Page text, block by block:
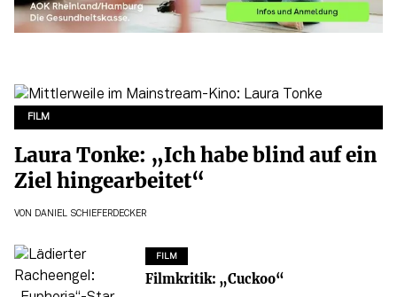
FILM
Laura Tonke: „Ich habe blind auf ein
Ziel hingearbeitet“
VON DANIEL SCHIEFERDECKER
FILM
Filmkritik: „Cuckoo“